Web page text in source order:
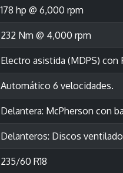
178 hp @ 6,000 rpm
232 Nm @ 4,000 rpm
Electro asistida (MDPS) con
Automático 6 velocidades.
Delantera: McPherson con
Delanteros: Discos
235/60 R18